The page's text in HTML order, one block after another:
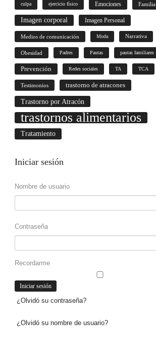
culpa ejercicio físico Emociones Familia
Imagen corporal Imagen Personal
Medios de comunicación Moda Narrativa
Obesidad Padres Pautas pautas familiares
Prevención Redes sociales TA TCA
Testimonios trastorno de atracones
Trastorno por Atracón
trastornos alimentarios
Tratamiento
Iniciar sesión
Nombre de usuario
Contraseña
Recordarme
¿Olvidó su contraseña?
¿Olvidó su nombre de usuario?